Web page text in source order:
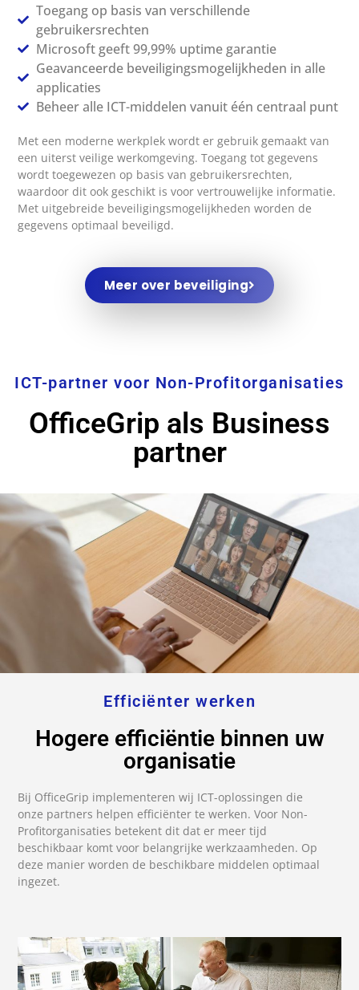
Toegang op basis van verschillende
gebruikersrechten
Microsoft geeft 99,99% uptime garantie
Geavanceerde beveiligingsmogelijkheden in alle
applicaties
Beheer alle ICT-middelen vanuit één centraal punt
Met een moderne werkplek wordt er gebruik gemaakt van
een uiterst veilige werkomgeving. Toegang tot gegevens
wordt toegewezen op basis van gebruikersrechten,
waardoor dit ook geschikt is voor vertrouwelijke informatie.
Met uitgebreide beveiligingsmogelijkheden worden de
gegevens optimaal beveiligd.
Meer over beveiliging
ICT-partner voor Non-Profitorganisaties
OfficeGrip als Business
partner
Efficiënter werken
Hogere efficiëntie binnen uw
organisatie
Bij OfficeGrip implementeren wij ICT-oplossingen die
onze partners helpen efficiënter te werken. Voor Non-
Profitorganisaties betekent dit dat er meer tijd
beschikbaar komt voor belangrijke werkzaamheden. Op
deze manier worden de beschikbare middelen optimaal
ingezet.